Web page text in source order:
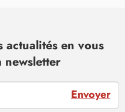
actualités en vous
newsletter
Envoyer